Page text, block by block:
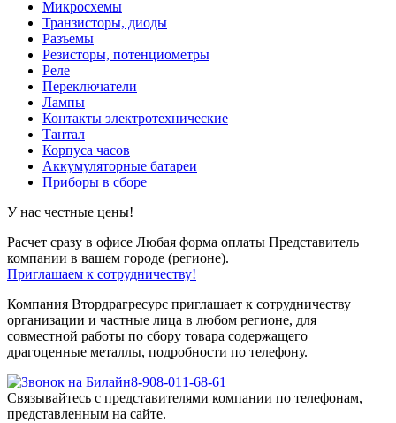
Микросхемы
Транзисторы, диоды
Разъемы
Резисторы, потенциометры
Реле
Переключатели
Лампы
Контакты электротехнические
Тантал
Корпуса часов
Аккумуляторные батареи
Приборы в сборе
У нас честные цены!
Расчет сразу в офисе Любая форма оплаты Представитель
компании в вашем городе (регионе).
Приглашаем к сотрудничеству!
Компания Втордрагресурс приглашает к сотрудничеству
организации и частные лица в любом регионе, для
совместной работы по сбору товара содержащего
драгоценные металлы, подробности по телефону.
8-908-011-68-61
Связывайтесь с представителями компании по телефонам,
представленным на сайте.